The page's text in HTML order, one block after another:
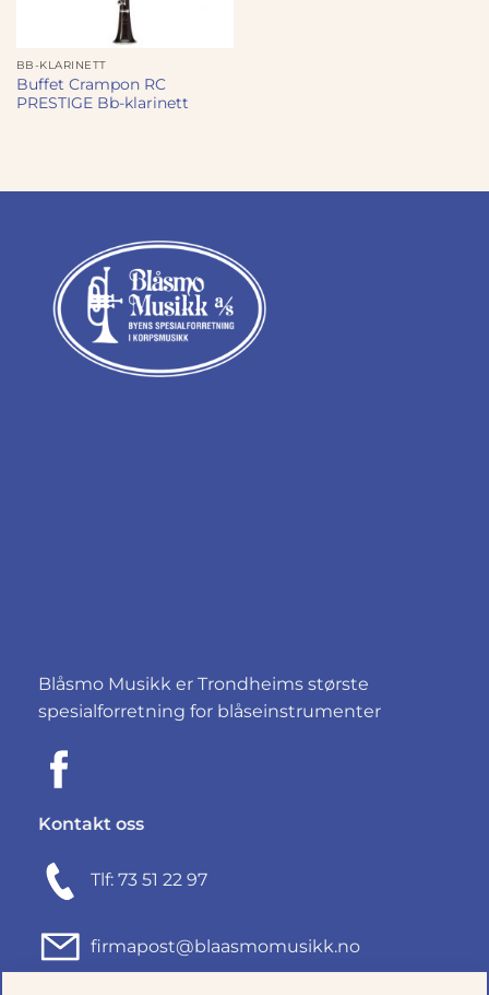
BB-KLARINETT
Buffet Crampon RC
PRESTIGE Bb-klarinett
Blåsmo Musikk er Trondheims største
spesialforretning for blåseinstrumenter
Kontakt oss
Tlf: 73 51 22 97
firmapost@blaasmomusikk.no